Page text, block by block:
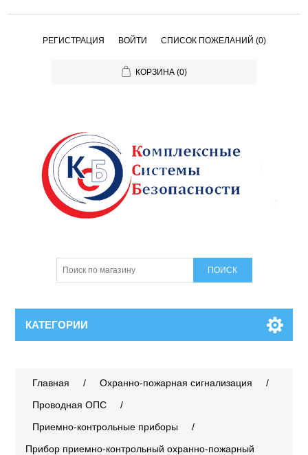
РЕГИСТРАЦИЯ ВОЙТИ СПИСОК ПОЖЕЛАНИЙ (0)
КОРЗИНА (0)
КАТЕГОРИИ
Главная / Охранно-пожарная сигнализация
/
Проводная ОПС
/
Приемно-контрольные приборы
/
Прибор приемно-контрольный охранно-пожарный